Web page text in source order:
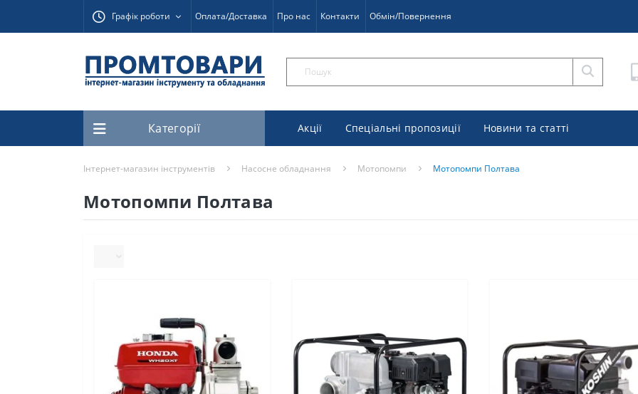
Графік роботи Оплата/Доставка Про нас Контакти Обмін/Повернення
Категорії Акції Спеціальні пропозиції Новини та статті
Інтернет-магазин інструментів Насосне обладнання Мотопомпи Мотопомпи Полтава
Мотопомпи Полтава